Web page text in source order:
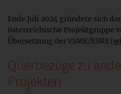
Ende Juli 2024 gründete sich
österreichische Projektgruppe
Übersetzung der VSME/ESRS (
Querbezüge zu
Projekten